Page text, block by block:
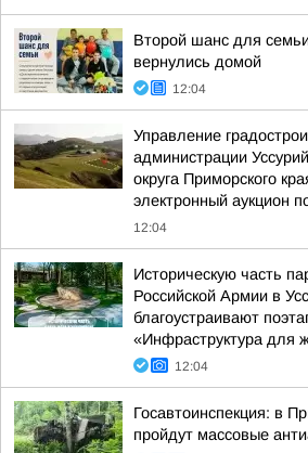
Второй шанс для
вернулись домой
12:04
Управление
администрации
округа Приморского
электронный аукцион
12:04
Историческую часть
Российской Армии в
благоустраивают
«Инфраструктура для
12:04
Госавтоинспекция: в
пройдут массовые